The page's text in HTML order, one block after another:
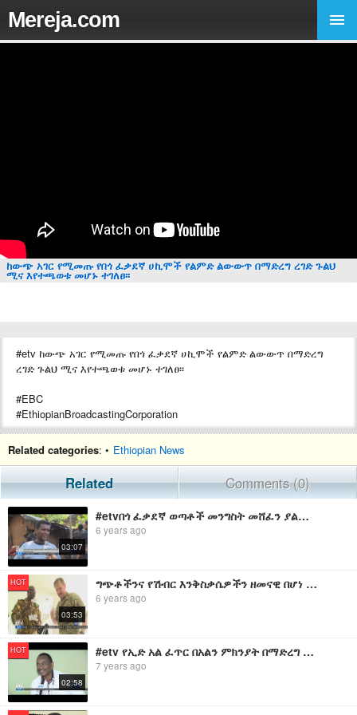
Mereja.com
ከውጭ አገር የሚመጡ የበጎ ፈቃደኛ ሀኪሞች የልምድ ልውውጥ በማድረግ ረገድ ጉልህ
ሚና እየተጫወቱ መሆኑ ተገለፀ፡፡
#etv ከውጭ አገር የሚመጡ የበጎ ፈቃደኛ ሀኪሞች የልምድ ልውውጥ በማድረግ
ረገድ ጉልህ ሚና እየተጫወቱ መሆኑ ተገለፀ፡፡
#EBC
#EthiopianBroadcastingCorporation
Related categories: • Ethiopian News
Related Comments (0)
03:07
#etvበጎ ፈቃደኛ ወጣቶች መንግስት መሸፈን ያልቻላቸውን አገልግሎቶች በመሙላት ከፍተኛ ሚና እየተጫወቱ መሆኑ ተገለፀ፡፡
6 years ago
HOT
03:53
ግጭቶችንና የሽብር እንቅስቃሴዎችን ዘመናዊ በሆነ መልኩ ለመከላከልና ሰላምን ለማረጋገጥ የስልጠናና የልምድ ልውውጥ በአዲስ አበባ መካሄድ ጀመረ፡፡
6 years ago
HOT
02:58
#etv የኢድ አል ፈጥር በአልን ምክንያት በማድረግ በጎ ፈቃደኛ ሃኪሞች የህክምና አገልግሎት ለአረጋውያን ሰጥተዋል፡፡
7 years ago